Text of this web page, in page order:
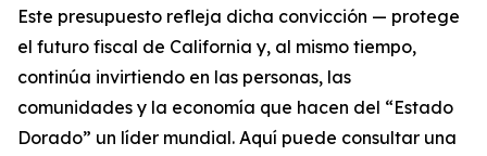
Este presupuesto refleja dicha convicción — protege
el futuro fiscal de California y, al mismo tiempo,
continúa invirtiendo en las personas, las
comunidades y la economía que hacen del “Estado
Dorado” un líder mundial. Aquí puede consultar una